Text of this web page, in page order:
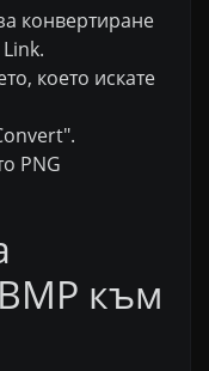
конвертиране
което искате
PNG
към